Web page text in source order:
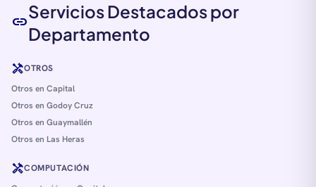
link
Servicios Destacados por
Departamento
handymanOTROS
Otros en Capital
Otros en Godoy Cruz
Otros en Guaymallén
Otros en Las Heras
handymanCOMPUTACIÓN